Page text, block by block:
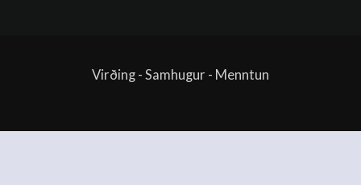
Virðing - Samhugur - Menntun